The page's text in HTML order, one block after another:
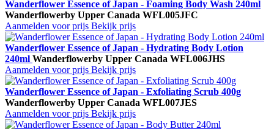
Wanderflower Essence of Japan - Foaming Body Wash 240ml
Wanderflowerby Upper Canada WFL005JFC
Aanmelden voor prijs Bekijk prijs
Wanderflower Essence of Japan - Hydrating Body Lotion
240ml Wanderflowerby Upper Canada WFL006JHS
Aanmelden voor prijs Bekijk prijs
Wanderflower Essence of Japan - Exfoliating Scrub 400g
Wanderflowerby Upper Canada WFL007JES
Aanmelden voor prijs Bekijk prijs